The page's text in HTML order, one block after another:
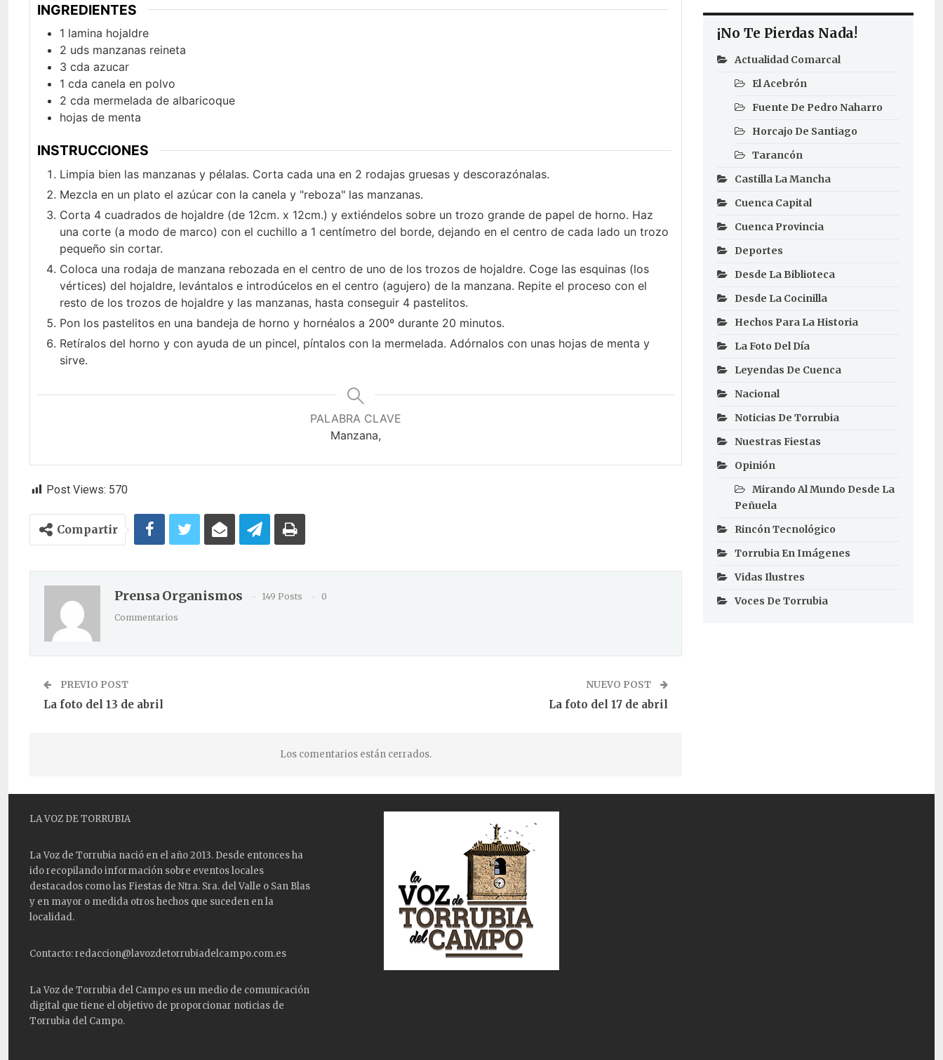
INGREDIENTES
1 lamina hojaldre
2 uds manzanas reineta
3 cda azucar
1 cda canela en polvo
2 cda mermelada de albaricoque
hojas de menta
INSTRUCCIONES
Limpia bien las manzanas y pélalas. Corta cada una en 2 rodajas gruesas y descorazónalas.
Mezcla en un plato el azúcar con la canela y "reboza" las manzanas.
Corta 4 cuadrados de hojaldre (de 12cm. x 12cm.) y extiéndelos sobre un trozo grande de papel de horno. Haz
una corte (a modo de marco) con el cuchillo a 1 centímetro del borde, dejando en el centro de cada lado un trozo
pequeño sin cortar.
Coloca una rodaja de manzana rebozada en el centro de uno de los trozos de hojaldre. Coge las esquinas (los
vértices) del hojaldre, levántalos e introdúcelos en el centro (agujero) de la manzana. Repite el proceso con el
resto de los trozos de hojaldre y las manzanas, hasta conseguir 4 pastelitos.
Pon los pastelitos en una bandeja de horno y hornéalos a 200º durante 20 minutos.
Retíralos del horno y con ayuda de un pincel, píntalos con la mermelada. Adórnalos con unas hojas de menta y
sirve.
PALABRA CLAVE
Manzana,
Post Views: 570
Compartir
Prensa Organismos 149 Posts
0
Commentarios
PREVIO POST
La foto del 13 de abril
NUEVO POST
La foto del 17 de abril
Los comentarios están cerrados.
¡No Te Pierdas Nada!
Actualidad Comarcal
El Acebrón
Fuente De Pedro Naharro
Horcajo De Santiago
Tarancón
Castilla La Mancha
Cuenca Capital
Cuenca Provincia
Deportes
Desde La Biblioteca
Desde La Cocinilla
Hechos Para La Historia
La Foto Del Día
Leyendas De Cuenca
Nacional
Noticias De Torrubia
Nuestras Fiestas
Opinión
Mirando Al Mundo Desde La
Peñuela
Rincón Tecnológico
Torrubia En Imágenes
Vidas Ilustres
Voces De Torrubia
LA VOZ DE TORRUBIA
La Voz de Torrubia nació en el año 2013. Desde entonces ha
ido recopilando información sobre eventos locales
destacados como las Fiestas de Ntra. Sra. del Valle o San Blas
y en mayor o medida otros hechos que suceden en la
localidad.
Contacto: redaccion@lavozdetorrubiadelcampo.com.es
La Voz de Torrubia del Campo es un medio de comunicación
digital que tiene el objetivo de proporcionar noticias de
Torrubia del Campo.